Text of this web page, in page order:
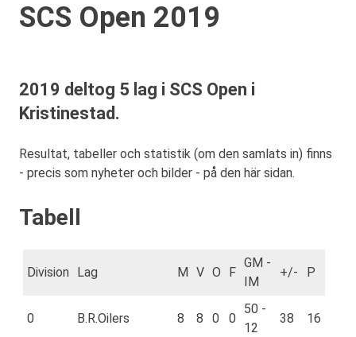
SCS Open 2019
2019 deltog 5 lag i SCS Open i
Kristinestad.
Resultat, tabeller och statistik (om den samlats in) finns
- precis som nyheter och bilder - på den här sidan.
Tabell
Division Lag M V O F
GM -
IM
+/- P
0 B.R.Oilers 8 8 0 0
50 -
12
38 16